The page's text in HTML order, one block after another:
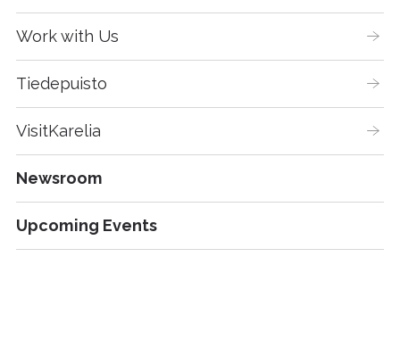
Work with Us
Tiedepuisto
VisitKarelia
Newsroom
Upcoming Events